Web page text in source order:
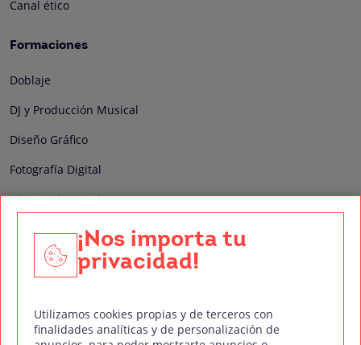
Canal ético
Formaciones
Doblaje
DJ y Producción Musical
Diseño Gráfico
Fotografía Digital
Técnico de Sonido
Edición y Postproducción de Vídeo
Nuestros sellos de calidad
¡Nos importa tu
privacidad!
Utilizamos cookies propias y de terceros con
finalidades analíticas y de personalización de